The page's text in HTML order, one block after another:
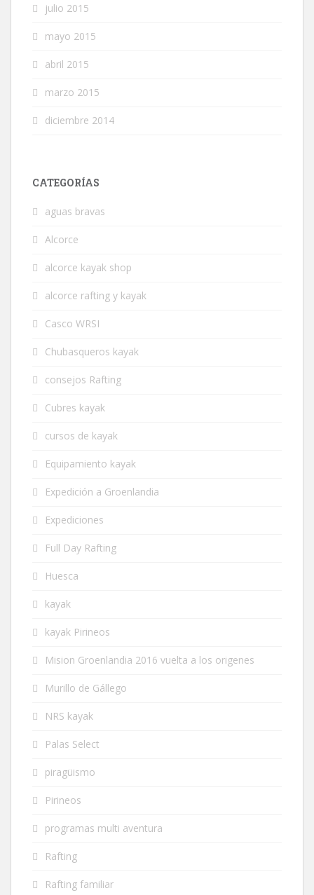
julio 2015
mayo 2015
abril 2015
marzo 2015
diciembre 2014
CATEGORÍAS
aguas bravas
Alcorce
alcorce kayak shop
alcorce rafting y kayak
Casco WRSI
Chubasqueros kayak
consejos Rafting
Cubres kayak
cursos de kayak
Equipamiento kayak
Expedición a Groenlandia
Expediciones
Full Day Rafting
Huesca
kayak
kayak Pirineos
Mision Groenlandia 2016 vuelta a los origenes
Murillo de Gállego
NRS kayak
Palas Select
piragüismo
Pirineos
programas multi aventura
Rafting
Rafting familiar